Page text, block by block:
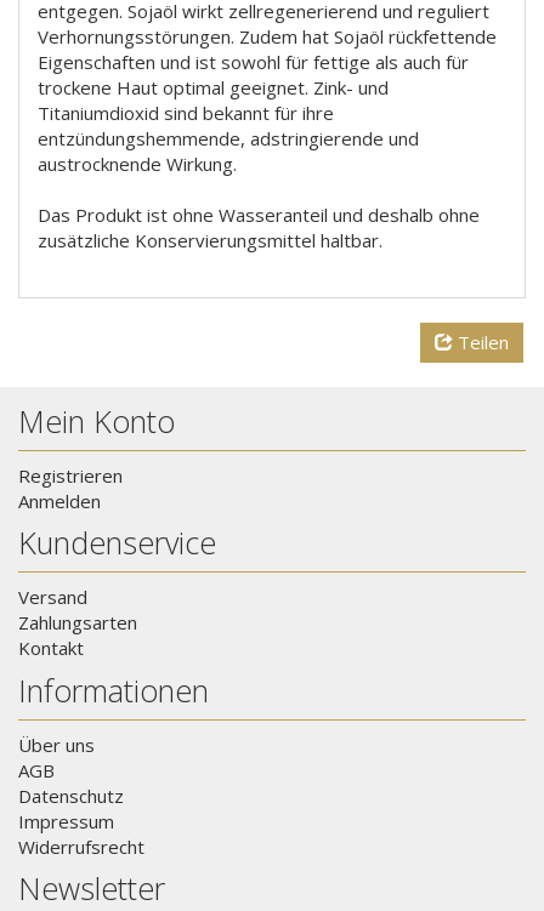
entgegen. Sojaöl wirkt zellregenerierend und reguliert
Verhornungsstörungen. Zudem hat Sojaöl rückfettende
Eigenschaften und ist sowohl für fettige als auch für
trockene Haut optimal geeignet. Zink- und
Titaniumdioxid sind bekannt für ihre
entzündungshemmende, adstringierende und
austrocknende Wirkung.
Das Produkt ist ohne Wasseranteil und deshalb ohne
zusätzliche Konservierungsmittel haltbar.
Teilen
Mein Konto
Registrieren
Anmelden
Kundenservice
Versand
Zahlungsarten
Kontakt
Informationen
Über uns
AGB
Datenschutz
Impressum
Widerrufsrecht
Newsletter